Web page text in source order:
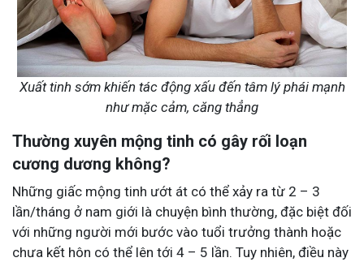
Xuất tinh sớm khiến tác động xấu đến tâm lý phái mạnh
như mặc cảm, căng thẳng
Thường xuyên mộng tinh có gây rối loạn
cương dương không?
Những giấc mộng tinh ướt át có thể xảy ra từ 2 – 3
lần/tháng ở nam giới là chuyện bình thường, đặc biệt đối
với những người mới bước vào tuổi trưởng thành hoặc
chưa kết hôn có thể lên tới 4 – 5 lần. Tuy nhiên, điều này